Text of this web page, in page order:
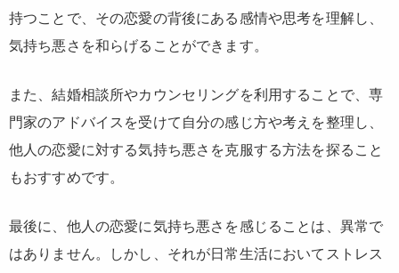
持つことで、その恋愛の背後にある感情や思考を理解し、
気持ち悪さを和らげることができます。
また、結婚相談所やカウンセリングを利用することで、専
門家のアドバイスを受けて自分の感じ方や考えを整理し、
他人の恋愛に対する気持ち悪さを克服する方法を探ること
もおすすめです。
最後に、他人の恋愛に気持ち悪さを感じることは、異常で
はありません。しかし、それが日常生活においてストレス